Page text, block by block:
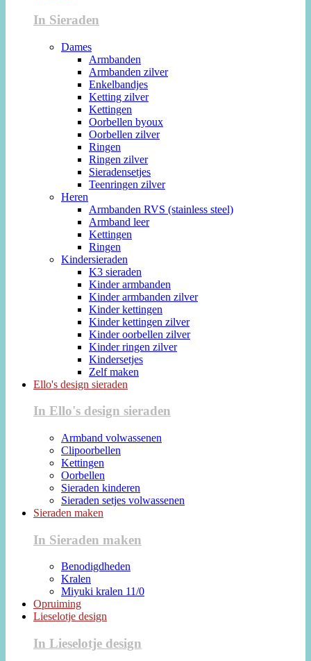
In Sieraden
Dames
Armbanden
Armbanden zilver
Enkelbandjes
Ketting zilver
Kettingen
Oorbellen byoux
Oorbellen zilver
Ringen
Ringen zilver
Sieradensetjes
Teenringen zilver
Heren
Armbanden RVS (stainless steel)
Armband leer
Kettingen
Ringen
Kindersieraden
K3 sieraden
Kinder armbanden
Kinder armbanden zilver
Kinder kettingen
Kinder kettingen zilver
Kinder oorbellen zilver
Kinder ringen zilver
Kindersetjes
Zelf maken
Ello's design sieraden
In Ello's design sieraden
Armband volwassenen
Clipoorbellen
Kettingen
Oorbellen
Sieraden kinderen
Sieraden setjes volwassenen
Sieraden maken
In Sieraden maken
Benodigdheden
Kralen
Miyuki kralen 11/0
Opruiming
Lieselotje design
In Lieselotje design